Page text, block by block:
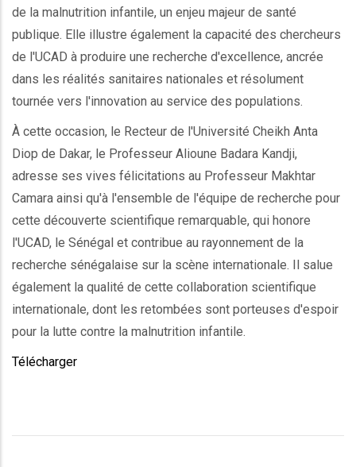
de la malnutrition infantile, un enjeu majeur de santé
publique. Elle illustre également la capacité des chercheurs
de l'UCAD à produire une recherche d'excellence, ancrée
dans les réalités sanitaires nationales et résolument
tournée vers l'innovation au service des populations.
À cette occasion, le Recteur de l'Université Cheikh Anta
Diop de Dakar, le Professeur Alioune Badara Kandji,
adresse ses vives félicitations au Professeur Makhtar
Camara ainsi qu'à l'ensemble de l'équipe de recherche pour
cette découverte scientifique remarquable, qui honore
l'UCAD, le Sénégal et contribue au rayonnement de la
recherche sénégalaise sur la scène internationale. Il salue
également la qualité de cette collaboration scientifique
internationale, dont les retombées sont porteuses d'espoir
pour la lutte contre la malnutrition infantile.
Télécharger